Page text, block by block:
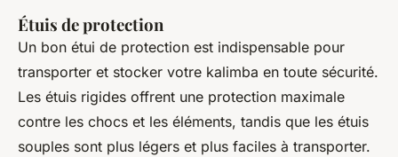
Étuis de protection
Un bon étui de protection est indispensable pour
transporter et stocker votre kalimba en toute sécurité.
Les étuis rigides offrent une protection maximale
contre les chocs et les éléments, tandis que les étuis
souples sont plus légers et plus faciles à transporter.